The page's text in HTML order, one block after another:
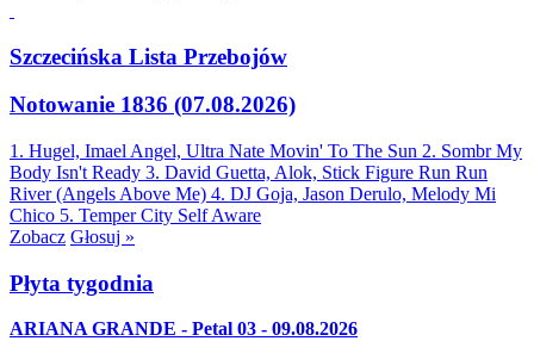
Szczecińska Lista Przebojów
Notowanie 1836 (07.08.2026)
1. Hugel, Imael Angel, Ultra Nate Movin' To The Sun 2. Sombr My
Body Isn't Ready 3. David Guetta, Alok, Stick Figure Run Run
River (Angels Above Me) 4. DJ Goja, Jason Derulo, Melody Mi
Chico 5. Temper City Self Aware
Zobacz Głosuj »
Płyta tygodnia
ARIANA GRANDE - Petal 03 - 09.08.2026